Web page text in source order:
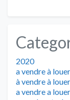
2020
a vendre à louer
à vendre à louer
a vendre a louer